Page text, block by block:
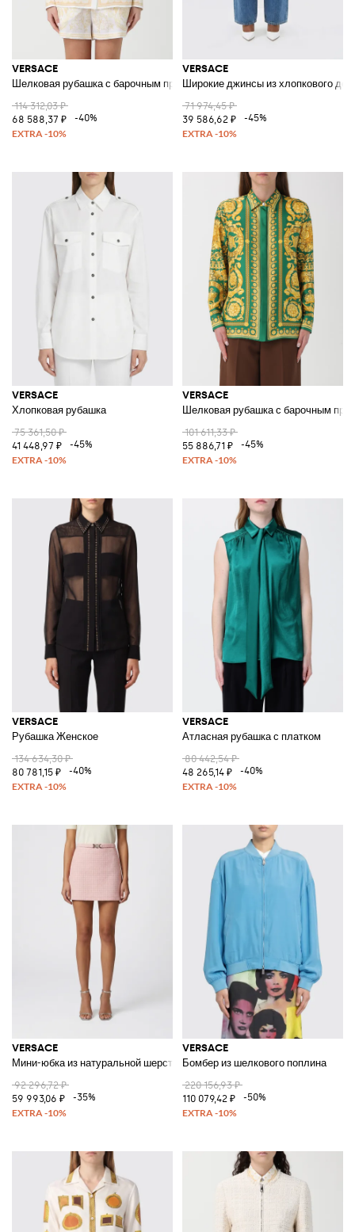
VERSACE
Шелковая рубашка с барочным принтом
114 312,03 ₽
68 588,37 ₽
-40%
VERSACE
Широкие джинсы из хлопкового
71 974,45 ₽
39 586,62 ₽
-45%
VERSACE
Хлопковая рубашка
75 361,50 ₽
41 448,97 ₽
-45%
VERSACE
Шелковая рубашка с барочным
101 611,33 ₽
55 886,71 ₽
-45%
VERSACE
Рубашка Женское
134 634,30 ₽
80 781,15 ₽
-40%
VERSACE
Атласная рубашка с платком
80 442,54 ₽
48 265,14 ₽
-40%
VERSACE
Мини-юбка из натуральной шерсти в клетку
92 296,72 ₽
59 993,06 ₽
-35%
VERSACE
Бомбер из шелкового поплина
220 156,93 ₽
110 079,42 ₽
-50%